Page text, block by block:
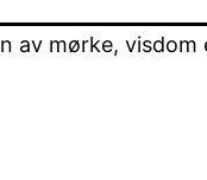
av mørke,